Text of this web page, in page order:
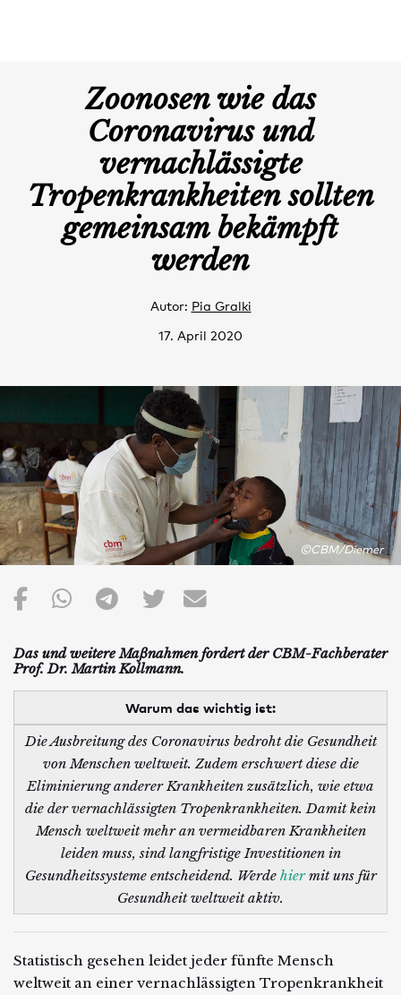
Zoonosen wie das
Coronavirus und
vernachlässigte
Tropenkrankheiten sollten
gemeinsam bekämpft
werden
Autor: Pia Gralki
17. April 2020
©CBM/Diemer
Das und weitere Maßnahmen fordert der CBM-Fachberater
Prof. Dr. Martin Kollmann.
Warum das wichtig ist:
Die Ausbreitung des Coronavirus bedroht die Gesundheit
von Menschen weltweit. Zudem erschwert diese die
Eliminierung anderer Krankheiten zusätzlich, wie etwa
die der vernachlässigten Tropenkrankheiten. Damit kein
Mensch weltweit mehr an vermeidbaren Krankheiten
leiden muss, sind langfristige Investitionen in
Gesundheitssysteme entscheidend. Werde hiermit uns für
Gesundheit weltweit aktiv.
Statistisch gesehen leidet jeder fünfte Mensch
weltweit an einer vernachlässigten Tropenkrankheit